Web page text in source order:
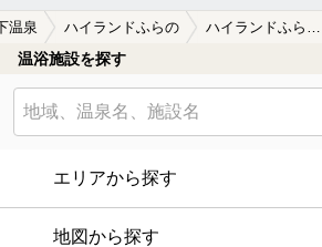
温泉 ハイランドふらの
温浴施設を探す
エリアから探す
地図から探す